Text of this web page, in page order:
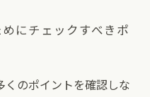
にチェックすべきポ
のポイントを確認しな